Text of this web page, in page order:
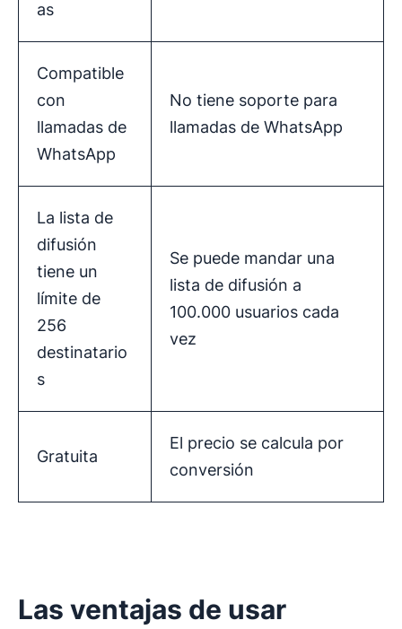
as
Compatible
con
llamadas de
WhatsApp
No tiene soporte para
llamadas de WhatsApp
La lista de
difusión
tiene un
límite de
256
destinatario
s
Se puede mandar una
lista de difusión a
100.000 usuarios cada
vez
Gratuita
El precio se calcula por
conversión
Las ventajas de usar